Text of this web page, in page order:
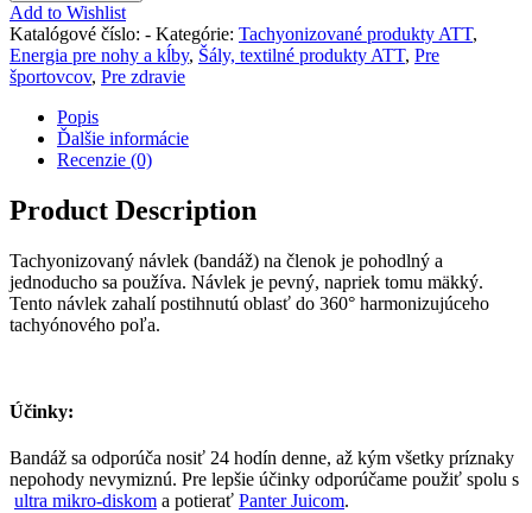
Add to Wishlist
Katalógové číslo: - Kategórie: Tachyonizované produkty ATT,
Energia pre nohy a kĺby, Šály, textilné produkty ATT, Pre
športovcov, Pre zdravie
Popis
Ďalšie informácie
Recenzie (0)
Product Description
Tachyonizovaný návlek (bandáž) na členok je pohodlný a
jednoducho sa používa. Návlek je pevný, napriek tomu mäkký.
Tento návlek zahalí postihnutú oblasť do 360° harmonizujúceho
tachyónového poľa.
Účinky:
Bandáž sa odporúča nosiť 24 hodín denne, až kým všetky príznaky
nepohody nevymiznú. Pre lepšie účinky odporúčame použiť spolu s
ultra mikro-diskom a potierať Panter Juicom.